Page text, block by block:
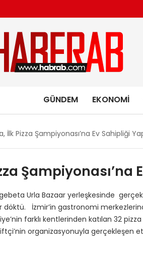
GÜNDEM EKONOMI
İlk Pizza Şampiyonası’na Ev Sahipliği
Şampiyonası’na
Urla Bazaar yerleşkesinde
İzmir’in gastronomi
farklı kentlerinden katılan 32
organizasyonuyla gerçekleşen